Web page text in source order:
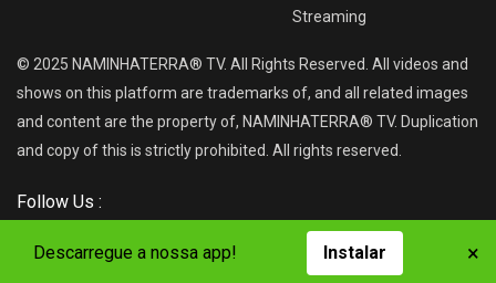
Streaming
© 2025 NAMINHATERRA® TV. All Rights Reserved. All videos and
shows on this platform are trademarks of, and all related images
and content are the property of, NAMINHATERRA® TV. Duplication
and copy of this is strictly prohibited. All rights reserved.
Follow Us :
Descarregue a nossa app! Instalar ×